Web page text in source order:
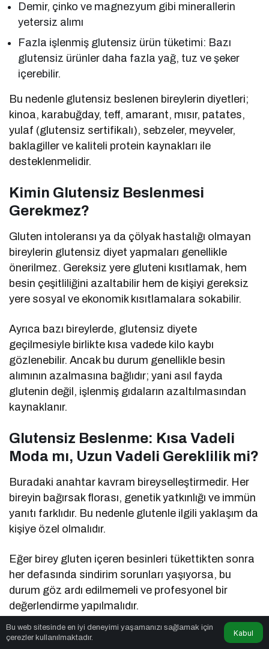
Demir, çinko ve magnezyum gibi minerallerin
yetersiz alımı
Fazla işlenmiş glutensiz ürün tüketimi: Bazı
glutensiz ürünler daha fazla yağ, tuz ve şeker
içerebilir.
Bu nedenle glutensiz beslenen bireylerin diyetleri;
kinoa, karabuğday, teff, amarant, mısır, patates,
yulaf (glutensiz sertifikalı), sebzeler, meyveler,
baklagiller ve kaliteli protein kaynakları ile
desteklenmelidir.
Kimin Glutensiz Beslenmesi
Gerekmez?
Gluten intoleransı ya da çölyak hastalığı olmayan
bireylerin glutensiz diyet yapmaları genellikle
önerilmez. Gereksiz yere gluteni kısıtlamak, hem
besin çeşitliliğini azaltabilir hem de kişiyi gereksiz
yere sosyal ve ekonomik kısıtlamalara sokabilir.
Ayrıca bazı bireylerde, glutensiz diyete
geçilmesiyle birlikte kısa vadede kilo kaybı
gözlenebilir. Ancak bu durum genellikle besin
alımının azalmasına bağlıdır; yani asıl fayda
glutenin değil, işlenmiş gıdaların azaltılmasından
kaynaklanır.
Glutensiz Beslenme: Kısa Vadeli
Moda mı, Uzun Vadeli Gereklilik mi?
Buradaki anahtar kavram bireyselleştirmedir. Her
bireyin bağırsak florası, genetik yatkınlığı ve immün
yanıtı farklıdır. Bu nedenle glutenle ilgili yaklaşım da
kişiye özel olmalıdır.
Eğer birey gluten içeren besinleri tükettikten sonra
her defasında sindirim sorunları yaşıyorsa, bu
durum göz ardı edilmemeli ve profesyonel bir
değerlendirme yapılmalıdır.
Sonuç: Bireyselleştirilmiş
Bu web sitesinde en iyi deneyimi yaşamanızı sağlamak için
çerezler kullanılmaktadır.
Kabul